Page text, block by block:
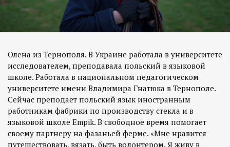
Олена из Тернополя. В Украине работала в университете
исследователем, преподавала польский в языковой
школе. Работала в национальном педагогическом
университете имени Владимира Гнатюка в Тернополе.
Сейчас преподает польский язык иностранным
работникам фабрики по производству стекла и в
языковой школе Empik. В свободное время помогает
своему партнеру на фазаньей ферме. «Мне нравится
путешествовать, вязать, быть волонтером. Я живу в